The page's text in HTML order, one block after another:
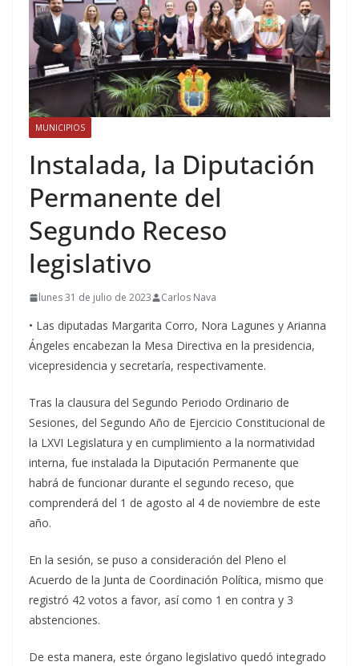
MUNICIPIOS
Instalada, la Diputación
Permanente del
Segundo Receso
legislativo
lunes 31 de julio de 2023 Carlos Nava
• Las diputadas Margarita Corro, Nora Lagunes y Arianna
Ángeles encabezan la Mesa Directiva en la presidencia,
vicepresidencia y secretaría, respectivamente.
Tras la clausura del Segundo Periodo Ordinario de
Sesiones, del Segundo Año de Ejercicio Constitucional de
la LXVI Legislatura y en cumplimiento a la normatividad
interna, fue instalada la Diputación Permanente que
habrá de funcionar durante el segundo receso, que
comprenderá del 1 de agosto al 4 de noviembre de este
año.
En la sesión, se puso a consideración del Pleno el
Acuerdo de la Junta de Coordinación Política, mismo que
registró 42 votos a favor, así como 1 en contra y 3
abstenciones.
De esta manera, este órgano legislativo quedó integrado